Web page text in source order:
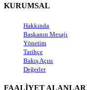
KURUMSAL
Hakkında
Başkanın Mesajı
Yönetim
Tarihçe
Bakış Açısı
Değerler
FAALİYET